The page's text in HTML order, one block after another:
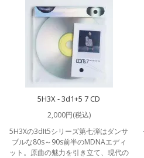
5H3X - 3d1+5 7 CD
2,000円(税込)
5H3Xの3dIt5シリーズ第七弾はダンサ
ブルな80s～90s前半のMDNAエディ
ット。原曲の魅力を引き立て、現代の